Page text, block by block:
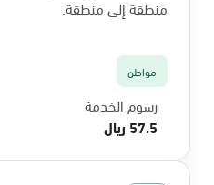
منطقة إلى منطقة.
مواطن
رسوم الخدمة
57.5 ريال